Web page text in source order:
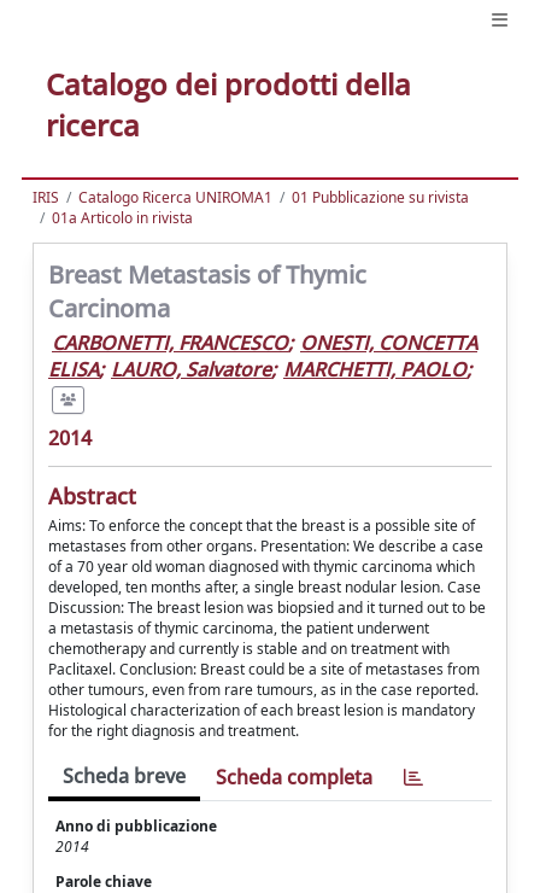
Catalogo dei prodotti della
ricerca
IRIS Catalogo Ricerca UNIROMA1
01 Pubblicazione su rivista
01a Articolo in rivista
Breast Metastasis of Thymic
Carcinoma
CARBONETTI, FRANCESCO; ONESTI, CONCETTA
ELISA; LAURO, Salvatore; MARCHETTI, PAOLO;
2014
Abstract
Aims: To enforce the concept that the breast is a possible site of
metastases from other organs. Presentation: We describe a case
of a 70 year old woman diagnosed with thymic carcinoma which
developed, ten months after, a single breast nodular lesion. Case
Discussion: The breast lesion was biopsied and it turned out to be
a metastasis of thymic carcinoma, the patient underwent
chemotherapy and currently is stable and on treatment with
Paclitaxel. Conclusion: Breast could be a site of metastases from
other tumours, even from rare tumours, as in the case reported.
Histological characterization of each breast lesion is mandatory
for the right diagnosis and treatment.
Scheda breve Scheda completa
Anno di pubblicazione
2014
Parole chiave